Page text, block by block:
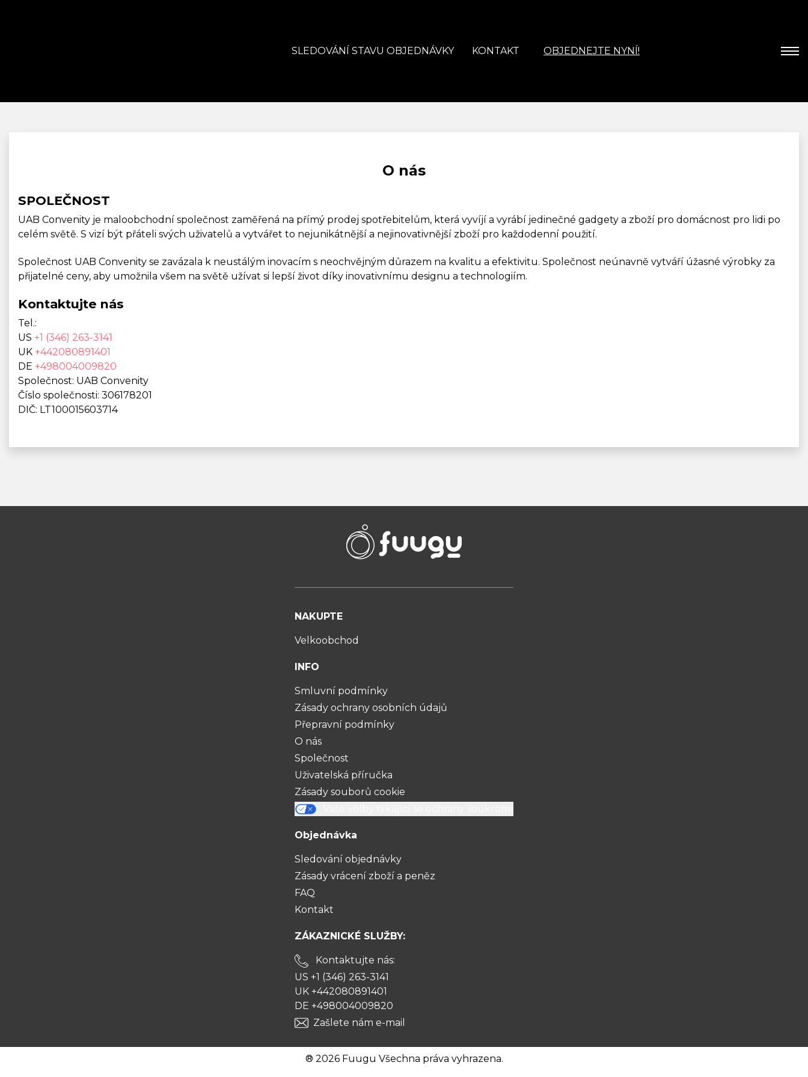
SLEDOVÁNÍ STAVU OBJEDNÁVKY KONTAKT OBJEDNEJTE NYNÍ!
O nás
SPOLEČNOST
UAB Convenity je maloobchodní společnost zaměřená na přímý prodej spotřebitelům, která vyvíjí a vyrábí jedinečné gadgety a zboží pro domácnost pro lidi po
celém světě. S vizí být přáteli svých uživatelů a vytvářet to nejunikátnější a nejinovativnější zboží pro každodenní použití.
Společnost UAB Convenity se zavázala k neustálým inovacím s neochvějným důrazem na kvalitu a efektivitu. Společnost neúnavně vytváří úžasné výrobky za
přijatelné ceny, aby umožnila všem na světě užívat si lepší život díky inovativnímu designu a technologiím.
Kontaktujte nás
Tel.:
US +1 (346) 263-3141
UK +442080891401
DE +498004009820
Společnost: UAB Convenity
Číslo společnosti: 306178201
DIČ: LT100015603714
NAKUPTE
Velkoobchod
INFO
Smluvní podmínky
Zásady ochrany osobních údajů
Přepravní podmínky
O nás
Společnost
Uživatelská příručka
Zásady souborů cookie
Objednávka
Sledování objednávky
Zásady vrácení zboží a peněz
FAQ
Kontakt
ZÁKAZNICKÉ SLUŽBY:
Kontaktujte nás:
US +1 (346) 263-3141
UK +442080891401
DE +498004009820
Zašlete nám e-mail
® 2026 Fuugu Všechna práva vyhrazena.